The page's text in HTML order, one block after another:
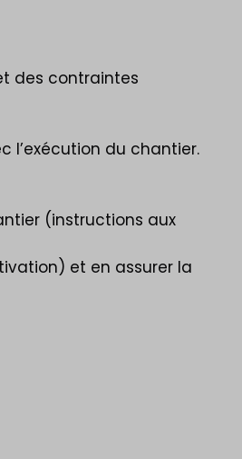
des contraintes
l’exécution du chantier.
(instructions aux
et en assurer la